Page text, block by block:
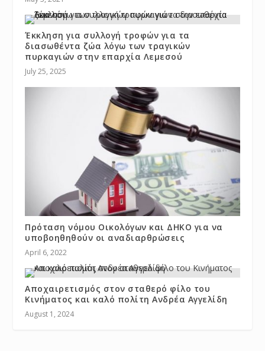
Έκκληση για συλλογή τροφών για τα
διασωθέντα ζώα λόγω των τραγικών
πυρκαγιών στην επαρχία Λεμεσού
July 25, 2025
Πρόταση νόμου Οικολόγων και ΔΗΚΟ για να
υποβοηθηθούν οι αναδιαρθρώσεις
April 6, 2022
Αποχαιρετισμός στον σταθερό φίλο του
Κινήματος και καλό πολίτη Ανδρέα Αγγελίδη
August 1, 2024